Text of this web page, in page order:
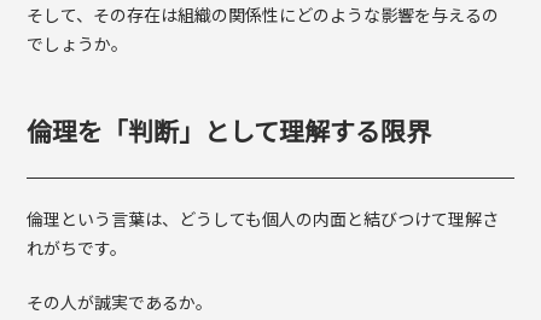
そして、その存在は組織の関係性にどのような影響を与えるの
でしょうか。
倫理を「判断」として理解する限界
倫理という言葉は、どうしても個人の内面と結びつけて理解さ
れがちです。
その人が誠実であるか。